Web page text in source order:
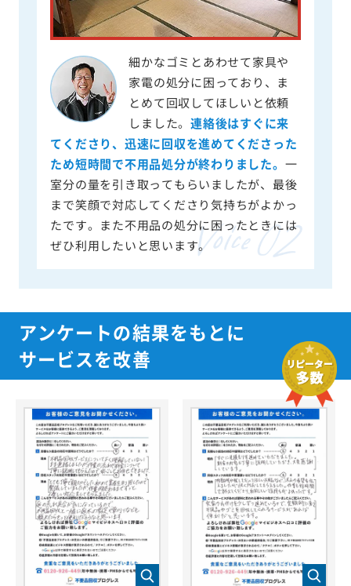
細かなゴミとあわせて家具や
家電の処分に困っており、ま
とめて回収してほしいと依頼
しました。連絡後はすぐに来
てくださり、迅速に回収を進めてくださった
ため短時間で不用品処分が終わりました。 一
室分の量を引き取ってもらいましたが、最後
まで笑顔で対応してくださり気持ちがよかっ
たです。また不用品の処分に困ったときには
ぜひ利用したいと思います。
アンケートの結果をもとに
サービスを改善